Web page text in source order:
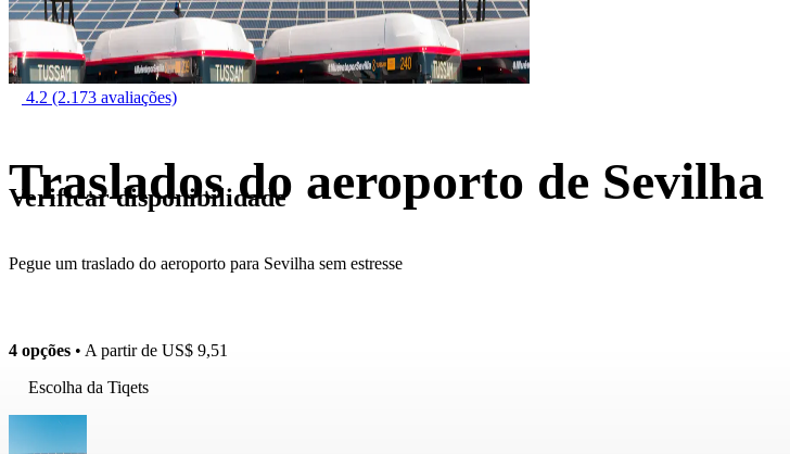
4.2 (2.173 avaliações)
Traslados do aeroporto de Sevilha
Pegue um traslado do aeroporto para Sevilha sem estresse
Verificar disponibilidade
4 opções • A partir de US$ 9,51
Escolha da Tiqets